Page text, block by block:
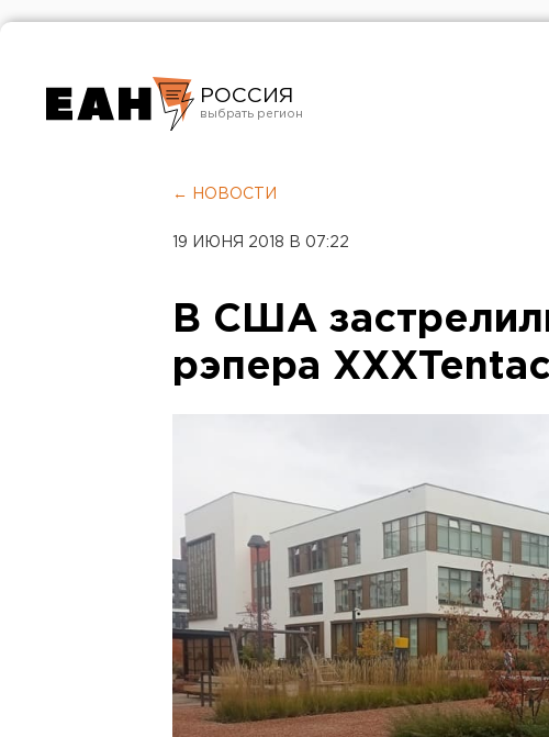
РОССИЯ
Челябинск
← НОВОСТИ
19 ИЮНЯ 2018 В 07:22
В США
рэпера